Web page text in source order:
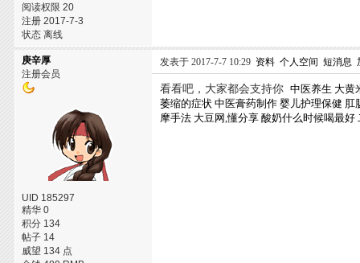
阅读权限 20
注册 2017-7-3
状态 离线
庚辛厚
注册会员
UID 185297
精华 0
积分 134
帖子 14
威望 134 点
发表于 2017-7-7 10:29 资料 个人空间 短消息
看看吧，大家都会支持你 中医养生 大黄
萎缩的症状 中医膏药制作 婴儿护理保健 肛
摩手法 大豆网,懂分享 酸奶什么时候喝最好